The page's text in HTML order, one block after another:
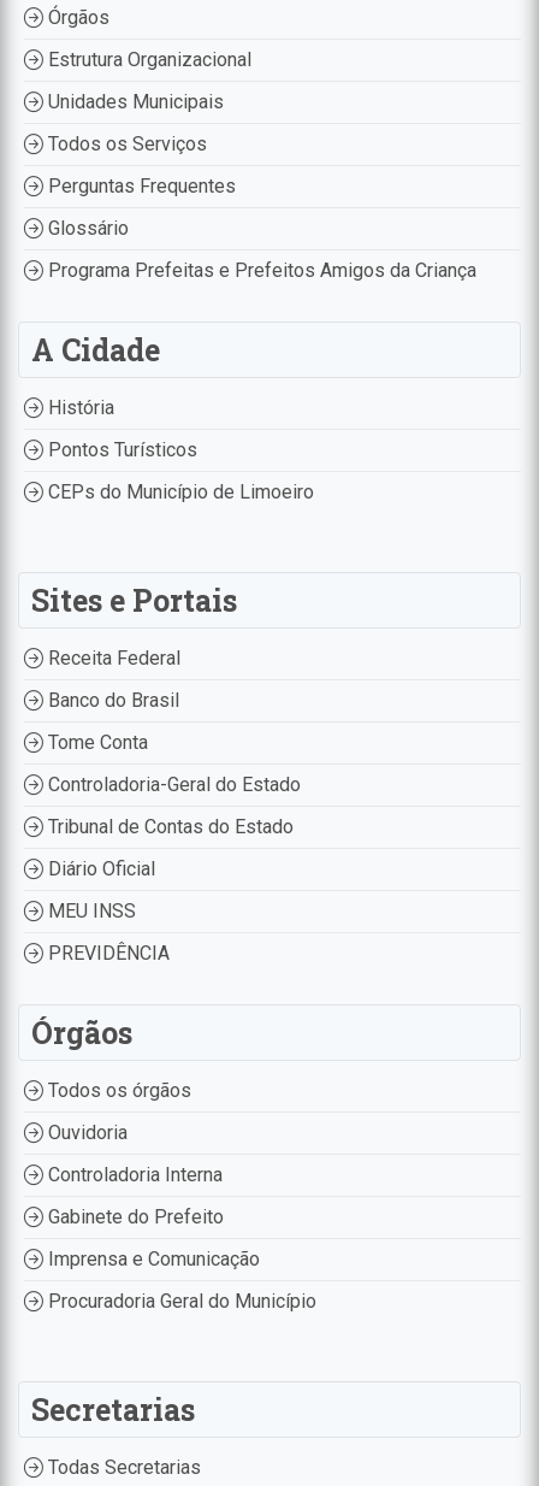
Órgãos
Estrutura Organizacional
Unidades Municipais
Todos os Serviços
Perguntas Frequentes
Glossário
Programa Prefeitas e Prefeitos Amigos da Criança
A Cidade
História
Pontos Turísticos
CEPs do Município de Limoeiro
Sites e Portais
Receita Federal
Banco do Brasil
Tome Conta
Controladoria-Geral do Estado
Tribunal de Contas do Estado
Diário Oficial
MEU INSS
PREVIDÊNCIA
Órgãos
Todos os órgãos
Ouvidoria
Controladoria Interna
Gabinete do Prefeito
Imprensa e Comunicação
Procuradoria Geral do Município
Secretarias
Todas Secretarias